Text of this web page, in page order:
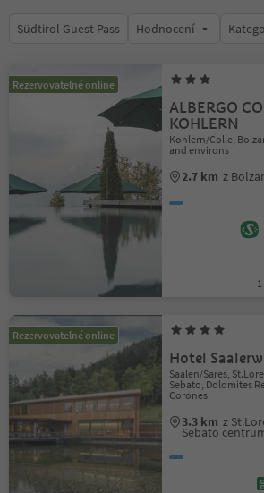
Südtirol Guest Pass Hodnocení
Rezervovatelné online
ALBERGO
KOHLERN
Kohlern/Colle,
and environs
2.7 km z
Rezervovatelné online
Hotel
Saalen/Sares,
Sebato, Dolomites
Corones
3.3 km z
Sebato